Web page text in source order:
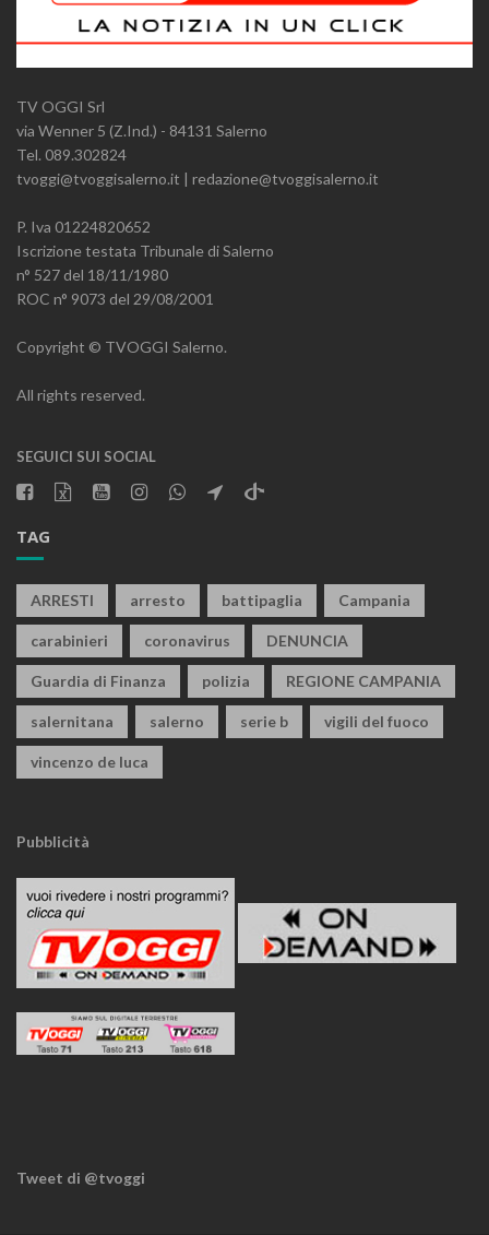
TV OGGI Srl
via Wenner 5 (Z.Ind.) - 84131 Salerno
Tel. 089.302824
tvoggi@tvoggisalerno.it | redazione@tvoggisalerno.it
P. Iva 01224820652
Iscrizione testata Tribunale di Salerno
n° 527 del 18/11/1980
ROC n° 9073 del 29/08/2001
Copyright © TVOGGI Salerno.
All rights reserved.
SEGUICI SUI SOCIAL
TAG
ARRESTI arresto battipaglia Campania
carabinieri coronavirus DENUNCIA
Guardia di Finanza polizia REGIONE CAMPANIA
salernitana salerno serie b vigili del fuoco
vincenzo de luca
Pubblicità
Tweet di @tvoggi